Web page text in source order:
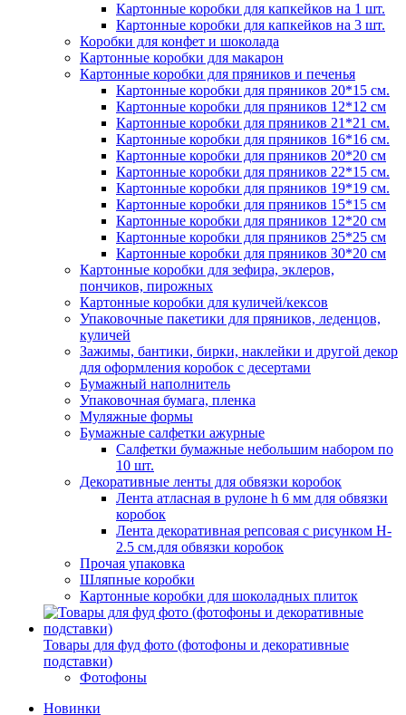
Картонные коробки для капкейков на 1 шт.
Картонные коробки для капкейков на 3 шт.
Коробки для конфет и шоколада
Картонные коробки для макарон
Картонные коробки для пряников и печенья
Картонные коробки для пряников 20*15 см.
Картонные коробки для пряников 12*12 см
Картонные коробки для пряников 21*21 см.
Картонные коробки для пряников 16*16 см.
Картонные коробки для пряников 20*20 см
Картонные коробки для пряников 22*15 см.
Картонные коробки для пряников 19*19 см.
Картонные коробки для пряников 15*15 см
Картонные коробки для пряников 12*20 см
Картонные коробки для пряников 25*25 см
Картонные коробки для пряников 30*20 см
Картонные коробки для зефира, эклеров,
пончиков, пирожных
Картонные коробки для куличей/кексов
Упаковочные пакетики для пряников, леденцов,
куличей
Зажимы, бантики, бирки, наклейки и другой декор
для оформления коробок с десертами
Бумажный наполнитель
Упаковочная бумага, пленка
Муляжные формы
Бумажные салфетки ажурные
Салфетки бумажные небольшим набором по
10 шт.
Декоративные ленты для обвязки коробок
Лента атласная в рулоне h 6 мм для обвязки
коробок
Лента декоративная репсовая с рисунком H-
2.5 см.для обвязки коробок
Прочая упаковка
Шляпные коробки
Картонные коробки для шоколадных плиток
Товары для фуд фото (фотофоны и декоративные
подставки)
Фотофоны
Новинки